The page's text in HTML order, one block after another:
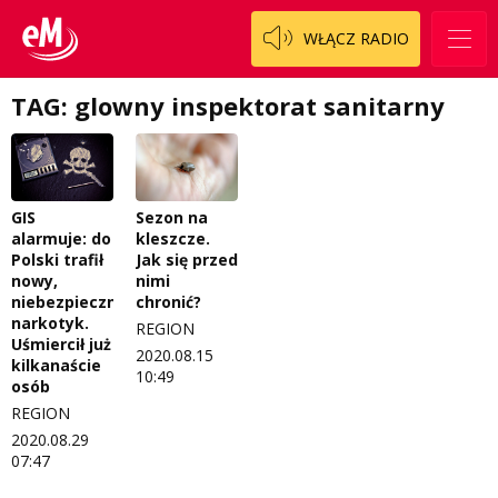
WŁĄCZ RADIO
Staszowski
Włoszczowski
Cały ten sport
Dzieciaki Cudaki
Fascynująca nauka
Historia na fali
Modna kultura
OdNowa
Pacjent, którego nie zapomnę
Pasjonaci
Piąta strona świata
Prawdę mówiąc
Koncert życzeń
Kontakt
O nas
Regulamin programu Patron
Zespół
Logo do pobrania
Regulamin konkursów
Regulamin przesyłania materiałów
Regulamin sklepu internetowego
TAG: glowny inspektorat sanitarny
GIS
alarmuje: do
Polski trafił
nowy,
niebezpieczny
narkotyk.
Uśmiercił już
kilkanaście
osób
REGION
2020.08.29
07:47
Sezon na
kleszcze.
Jak się przed
nimi
chronić?
REGION
2020.08.15
10:49